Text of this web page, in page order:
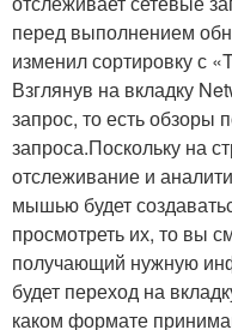
перед выполнением
изменил сортировку с
Взглянув на вкладку
запрос, то есть обзоры
запроса.Поскольку на
отслеживание и
мышью будет
просмотреть их, то вы
получающий нужную
будет переход на
каком формате